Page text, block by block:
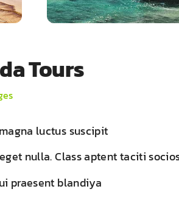
Tours
luctus suscipit
nulla. Class aptent taciti
praesent blandiya